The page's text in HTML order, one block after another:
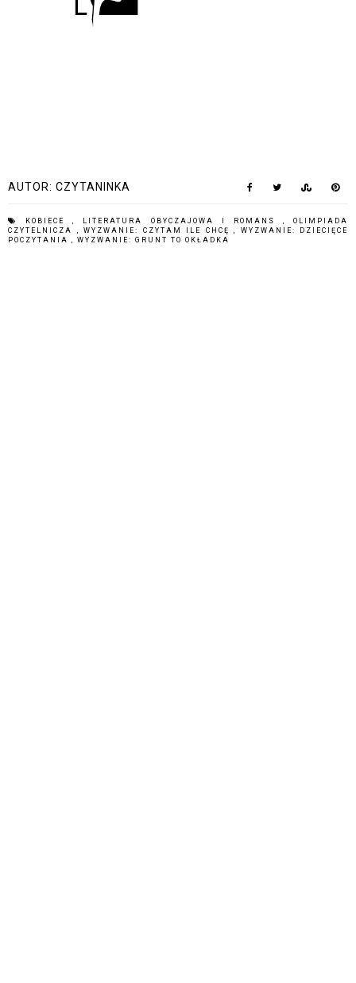
AUTOR: CZYTANINKA
KOBIECE, LITERATURA OBYCZAJOWA I ROMANS , OLIMPIADA
CZYTELNICZA , WYZWANIE: CZYTAM ILE CHCĘ , WYZWANIE: DZIECIĘCE
POCZYTANIA , WYZWANIE: GRUNT TO OKŁADKA